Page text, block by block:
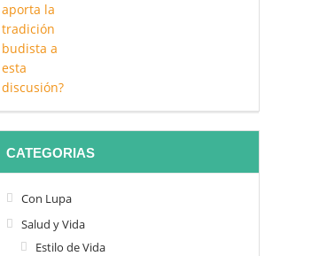
CATEGORIAS
Con Lupa
Salud y Vida
Estilo de Vida